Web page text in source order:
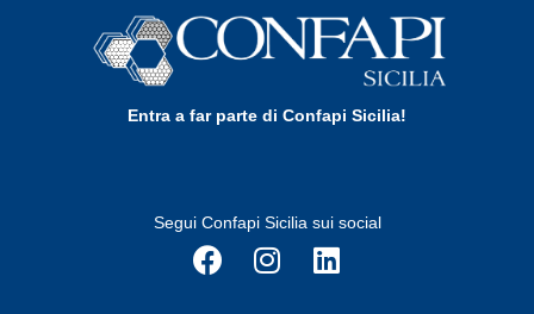
Entra a far parte di Confapi Sicilia!
Segui Confapi Sicilia sui social